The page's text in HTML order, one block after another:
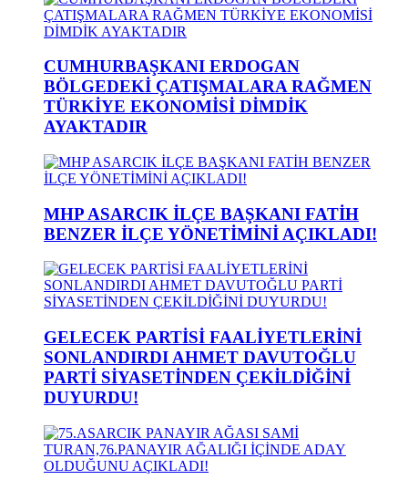
CUMHURBAŞKANI ERDOGAN
BÖLGEDEKİ ÇATIŞMALARA RAĞMEN
TÜRKİYE EKONOMİSİ DİMDİK
AYAKTADIR
MHP ASARCIK İLÇE BAŞKANI FATİH
BENZER İLÇE YÖNETİMİNİ AÇIKLADI!
GELECEK PARTİSİ FAALİYETLERİNİ
SONLANDIRDI AHMET DAVUTOĞLU
PARTİ SİYASETİNDEN ÇEKİLDİĞİNİ
DUYURDU!